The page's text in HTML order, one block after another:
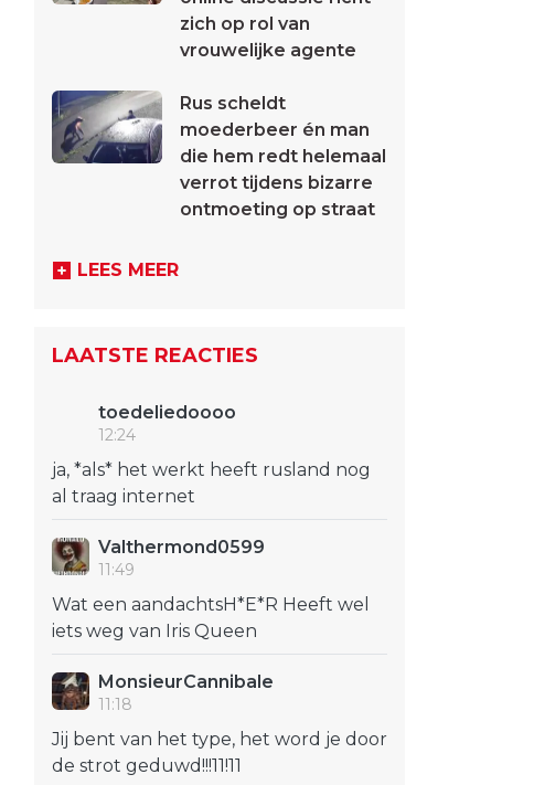
zich op rol van
vrouwelijke agente
Rus scheldt
moederbeer én man
die hem redt helemaal
verrot tijdens bizarre
ontmoeting op straat
LEES MEER
LAATSTE REACTIES
toedeliedoooo
12:24
ja, *als* het werkt heeft rusland nog
al traag internet
Valthermond0599
11:49
Wat een aandachtsH*E*R Heeft wel
iets weg van Iris Queen
MonsieurCannibale
11:18
Jij bent van het type, het word je door
de strot geduwd!!!11!11